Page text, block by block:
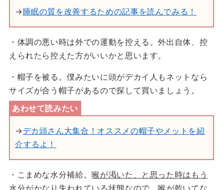
→睡眠の質を改善するための記事を読んでみる！
・体調の悪い時は外での運動を控える。外出自体、控
えられたら控えた方がいいかと思います。
・帽子を被る。僕みたいに頭がデカイ人もネットなら
サイズが合う帽子があるので探して買いましょう。
→デカ頭さん大集合！オススメの帽子やメットを紹
介するよ！
・こまめな水分補給。喉が渇いた、と思った時はもう